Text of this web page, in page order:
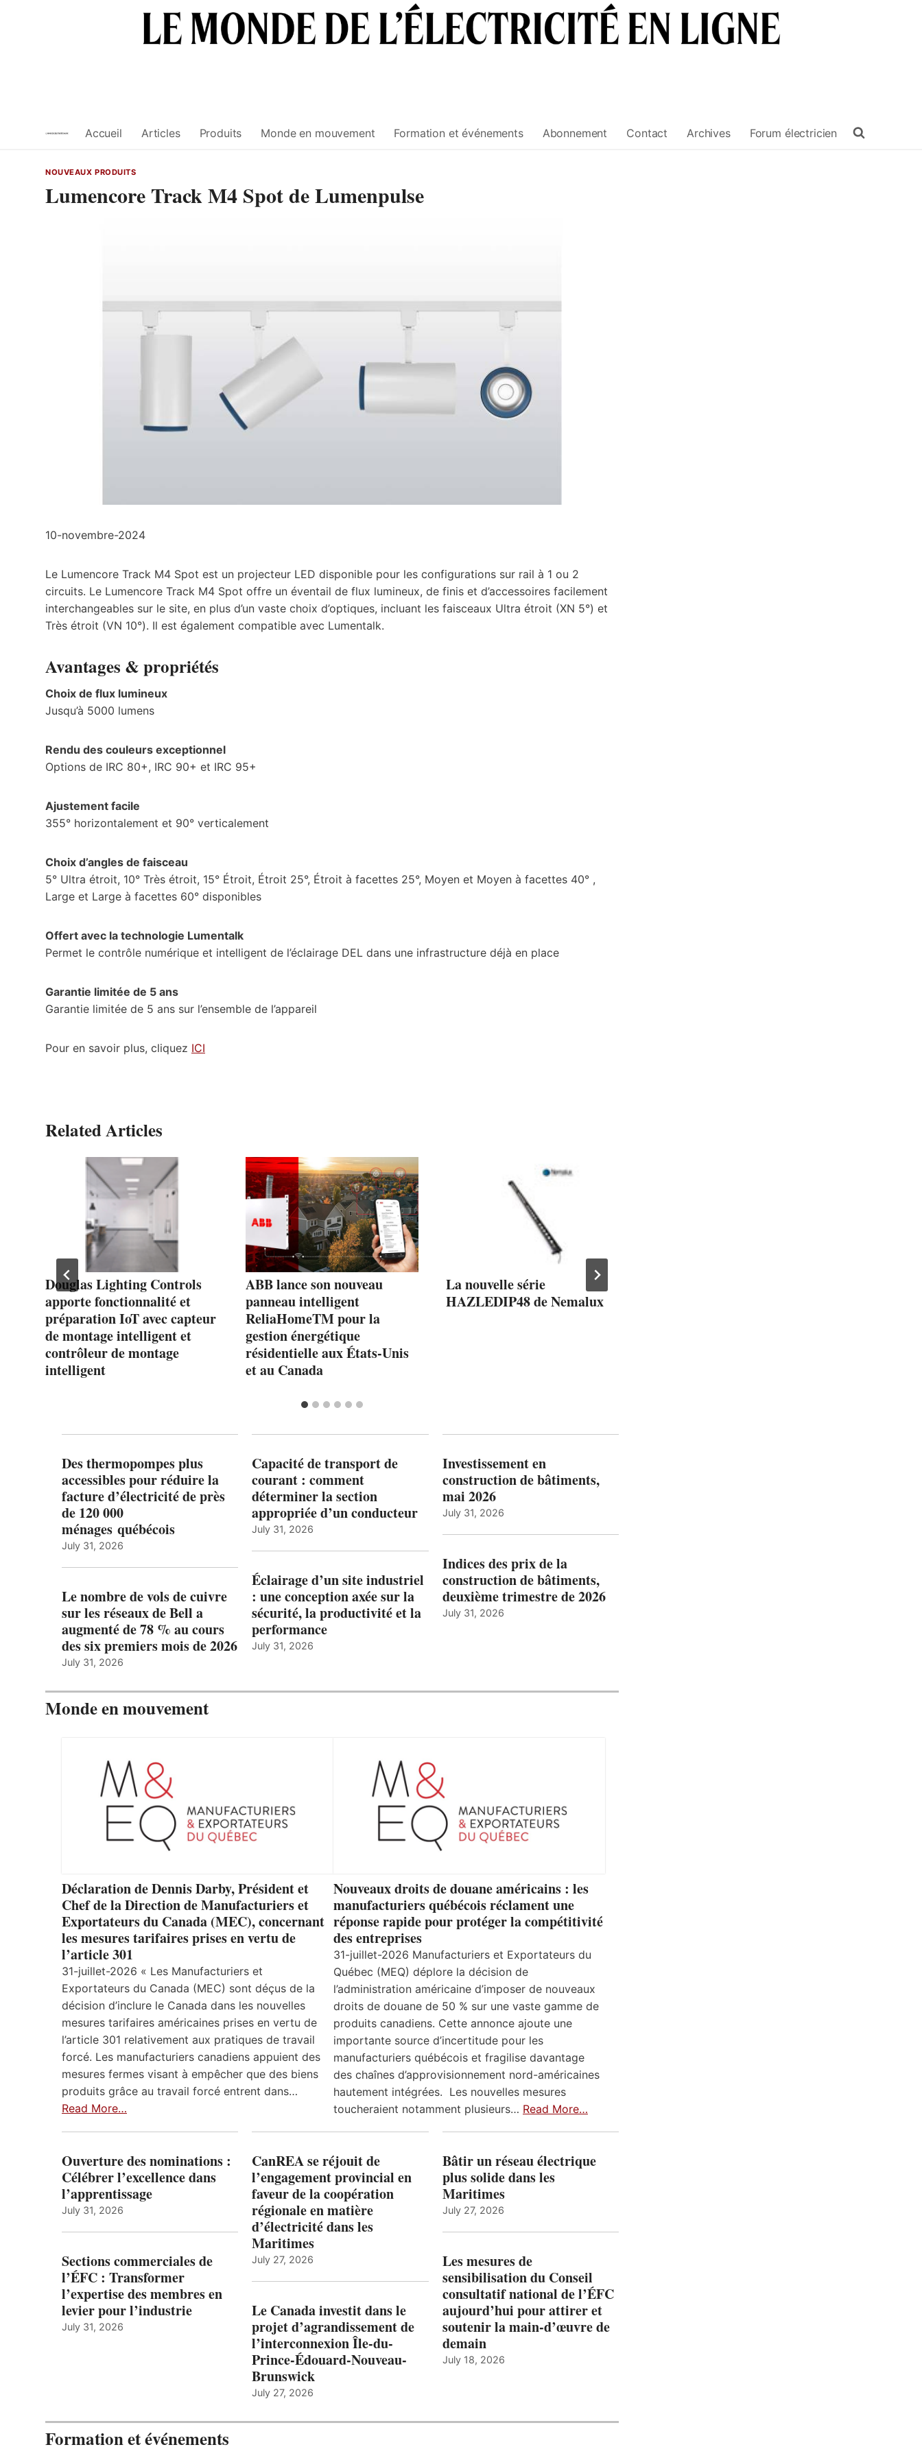
Accueil Articles Produits Monde en mouvement Formation et événements Abonnement Contact Archives Forum électricien
NOUVEAUX PRODUITS
Lumencore Track M4 Spot de Lumenpulse
10-novembre-2024
Le Lumencore Track M4 Spot est un projecteur LED disponible pour les configurations sur rail à 1 ou 2
circuits. Le Lumencore Track M4 Spot offre un éventail de flux lumineux, de finis et d’accessoires facilement
interchangeables sur le site, en plus d’un vaste choix d’optiques, incluant les faisceaux Ultra étroit (XN 5°) et
Très étroit (VN 10°). Il est également compatible avec Lumentalk.
Avantages & propriétés
Choix de flux lumineux
Jusqu’à 5000 lumens
Rendu des couleurs exceptionnel
Options de IRC 80+, IRC 90+ et IRC 95+
Ajustement facile
355° horizontalement et 90° verticalement
Choix d’angles de faisceau
5° Ultra étroit, 10° Très étroit, 15° Étroit, Étroit 25°, Étroit à facettes 25°, Moyen et Moyen à facettes 40° ,
Large et Large à facettes 60° disponibles
Offert avec la technologie Lumentalk
Permet le contrôle numérique et intelligent de l’éclairage DEL dans une infrastructure déjà en place
Garantie limitée de 5 ans
Garantie limitée de 5 ans sur l’ensemble de l’appareil
Pour en savoir plus, cliquez ICI
Related Articles
Douglas Lighting Controls
apporte fonctionnalité et
préparation IoT avec capteur
de montage intelligent et
contrôleur de montage
intelligent
ABB lance son nouveau
panneau intelligent
ReliaHomeTM pour la
gestion énergétique
résidentielle aux États-Unis
et au Canada
La nouvelle série
HAZLEDIP48 de Nemalux
Des thermopompes plus
accessibles pour réduire la
facture d’électricité de près
de 120 000
ménages québécois
July 31, 2026
Le nombre de vols de cuivre
sur les réseaux de Bell a
augmenté de 78 % au cours
des six premiers mois de 2026
July 31, 2026
Capacité de transport de
courant : comment
déterminer la section
appropriée d’un conducteur
July 31, 2026
Éclairage d’un site industriel
: une conception axée sur la
sécurité, la productivité et la
performance
July 31, 2026
Investissement en
construction de bâtiments,
mai 2026
July 31, 2026
Indices des prix de la
construction de bâtiments,
deuxième trimestre de 2026
July 31, 2026
Monde en mouvement
Déclaration de Dennis Darby, Président et
Chef de la Direction de Manufacturiers et
Exportateurs du Canada (MEC), concernant
les mesures tarifaires prises en vertu de
l’article 301
31-juillet-2026 « Les Manufacturiers et
Exportateurs du Canada (MEC) sont déçus de la
décision d’inclure le Canada dans les nouvelles
mesures tarifaires américaines prises en vertu de
l’article 301 relativement aux pratiques de travail
forcé. Les manufacturiers canadiens appuient des
mesures fermes visant à empêcher que des biens
produits grâce au travail forcé entrent dans…
Read More…
Nouveaux droits de douane américains : les
manufacturiers québécois réclament une
réponse rapide pour protéger la compétitivité
des entreprises
31-juillet-2026 Manufacturiers et Exportateurs du
Québec (MEQ) déplore la décision de
l’administration américaine d’imposer de nouveaux
droits de douane de 50 % sur une vaste gamme de
produits canadiens. Cette annonce ajoute une
importante source d’incertitude pour les
manufacturiers québécois et fragilise davantage
des chaînes d’approvisionnement nord-américaines
hautement intégrées. Les nouvelles mesures
toucheraient notamment plusieurs… Read More…
Ouverture des nominations :
Célébrer l’excellence dans
l’apprentissage
July 31, 2026
Sections commerciales de
l’ÉFC : Transformer
l’expertise des membres en
levier pour l’industrie
July 31, 2026
CanREA se réjouit de
l’engagement provincial en
faveur de la coopération
régionale en matière
d’électricité dans les
Maritimes
July 27, 2026
Le Canada investit dans le
projet d’agrandissement de
l’interconnexion Île-du-
Prince-Édouard-Nouveau-
Brunswick
July 27, 2026
Bâtir un réseau électrique
plus solide dans les
Maritimes
July 27, 2026
Les mesures de
sensibilisation du Conseil
consultatif national de l’ÉFC
aujourd’hui pour attirer et
soutenir la main-d’œuvre de
demain
July 18, 2026
Formation et événements